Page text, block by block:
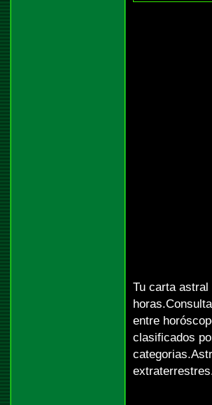
Tu carta
entre
clasificados